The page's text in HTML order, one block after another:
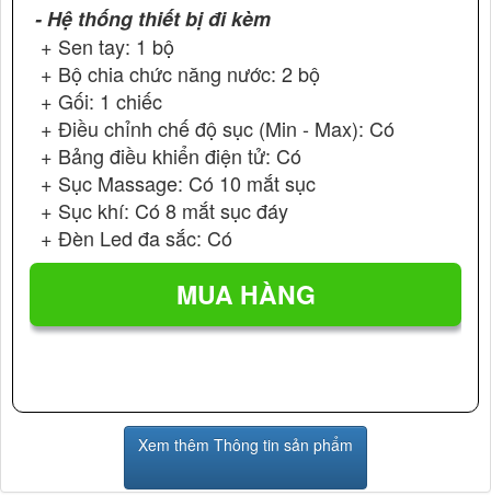
- Hệ thống thiết bị đi kèm
+ Sen tay: 1 bộ
+ Bộ chia chức năng nước: 2 bộ
+ Gối: 1 chiếc
+ Điều chỉnh chế độ sục (Min - Max): Có
+ Bảng điều khiển điện tử: Có
+ Sục Massage: Có 10 mắt sục
+ Sục khí: Có 8 mắt sục đáy
+ Đèn Led đa sắc: Có
Xem thêm Thông tin sản phẩm